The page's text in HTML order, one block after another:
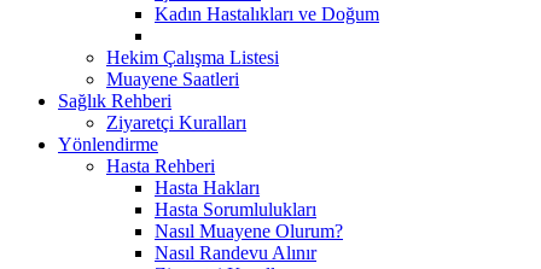
Kadın Hastalıkları ve Doğum
Hekim Çalışma Listesi
Muayene Saatleri
Sağlık Rehberi
Ziyaretçi Kuralları
Yönlendirme
Hasta Rehberi
Hasta Hakları
Hasta Sorumlulukları
Nasıl Muayene Olurum?
Nasıl Randevu Alınır